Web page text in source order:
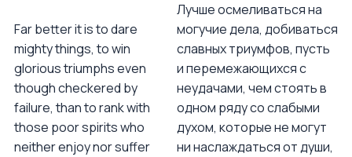
Far better it is to dare
mighty things, to win
glorious triumphs even
though checkered by
failure, than to rank with
those poor spirits who
neither enjoy nor suffer
Лучше осмеливаться на
могучие дела, добиваться
славных триумфов, пусть
и перемежающихся с
неудачами, чем стоять в
одном ряду со слабыми
духом, которые не могут
ни наслаждаться от души,